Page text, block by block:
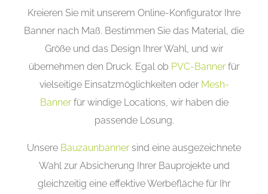
Kreieren Sie mit unserem Online-Konfigurator Ihre
Banner nach Maß. Bestimmen Sie das Material, die
Größe und das Design Ihrer Wahl, und wir
übernehmen den Druck. Egal ob PVC-Bannerfür
vielseitige Einsatzmöglichkeiten oder Mesh-
Bannerfür windige Locations, wir haben die
passende Lösung.
Unsere Bauzaunbannersind eine ausgezeichnete
Wahl zur Absicherung Ihrer Bauprojekte und
gleichzeitig eine effektive Werbefläche für Ihr